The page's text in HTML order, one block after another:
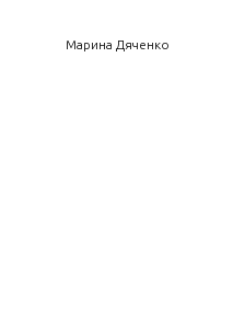
Марина Дяченко